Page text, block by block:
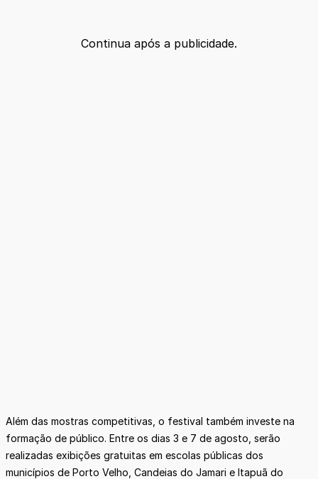
Continua após a publicidade.
Além das mostras competitivas, o festival também investe na
formação de público. Entre os dias 3 e 7 de agosto, serão
realizadas exibições gratuitas em escolas públicas dos
municípios de Porto Velho, Candeias do Jamari e Itapuã do